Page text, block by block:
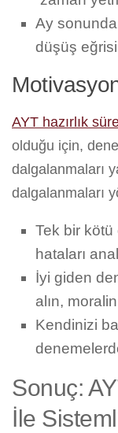
Ay
düşüş
AYT hazırlık
olduğu için,
dalgalanmaları
dalgalanmaları
Tek bir
hataları
İyi giden
alın,
Kendinizi
Sonuç:
İle